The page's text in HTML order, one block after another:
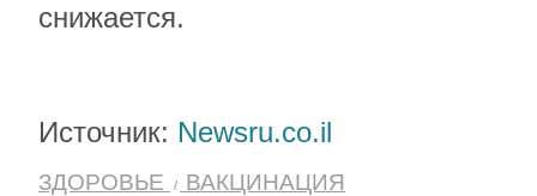
снижается.
Источник: Newsru.co.il
ЗДОРОВЬЕ ВАКЦИНАЦИЯ